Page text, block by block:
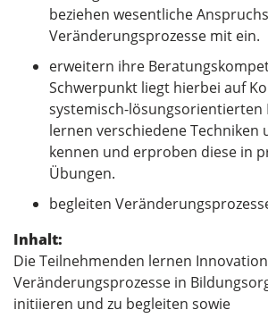
beziehen wesentliche
Veränderungsprozesse mit ein.
erweitern ihre
Schwerpunkt liegt hierbei auf
systemisch-lösungsorientierten
lernen verschiedene Techniken
kennen und erproben diese in
Übungen.
begleiten
Inhalt:
Die Teilnehmenden lernen
Veränderungsprozesse in
initiieren und zu begleiten sowie